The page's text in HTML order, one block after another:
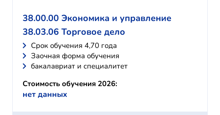
38.00.00 Экономика и управление
38.03.06 Торговое дело
Cрок обучения 4,70 года
Заочная форма обучения
бакалавриат и специалитет
Стоимость обучения 2026:
нет данных